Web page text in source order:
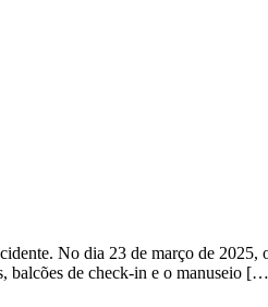
No dia 23 de março de
balcões de check-in e o manuseio